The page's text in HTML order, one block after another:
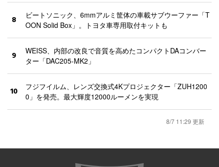
8
ビートソニック、6mmアルミ筐体の車載サブウーファー「T
OON Solid Box」。トヨタ車専用取付キットも
9
WEISS、内部の改良で音質を高めたコンパクトDAコンバー
ター「DAC205-MK2」
10
フジフイルム、レンズ交換式4Kプロジェクター「ZUH1200
0」を発売。最大輝度12000ルーメンを実現
8/7 11:29 更新